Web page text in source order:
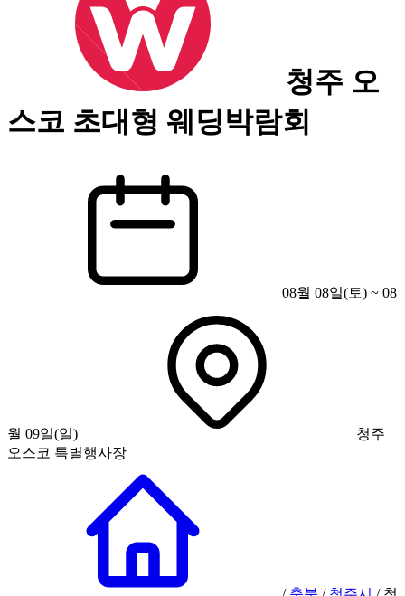
청주 오
스코 초대형 웨딩박람회
08월 08일(토) ~ 08
월 09일(일)
청주
오스코 특별행사장